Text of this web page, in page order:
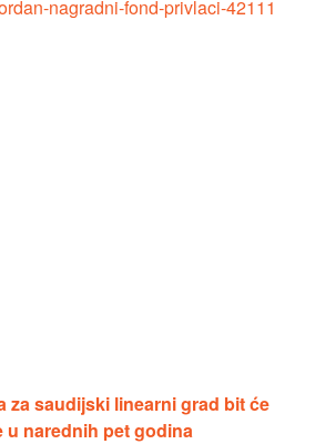
nagradni-fond-privlaci-42111
za saudijski linearni grad bit će
narednih pet godina